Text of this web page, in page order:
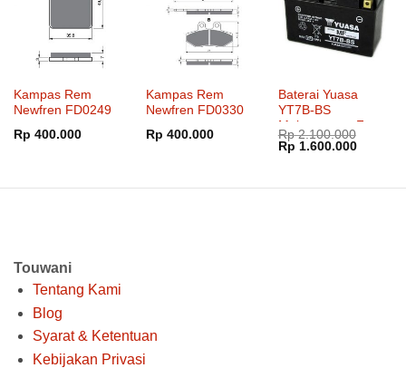
Kampas Rem
Newfren FD0249
Rp 400.000
Kampas Rem
Newfren FD0330
Rp 400.000
Baterai Yuasa
YT7B-BS
Maintenance Free
Rp2.100.000
Harga
aslinya
Rp 1.600.000Harga
Rp
Touwani
Tentang Kami
Blog
Syarat & Ketentuan
Kebijakan Privasi